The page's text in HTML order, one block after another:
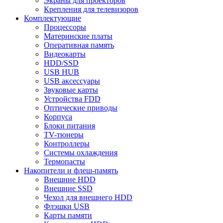
Крепления для телевизоров
Комплектующие
Процессоры
Материнские платы
Оперативная память
Видеокарты
HDD/SSD
USB HUB
USB аксессуары
Звуковые карты
Устройства FDD
Оптические приводы
Корпуса
Блоки питания
TV-тюнеры
Контроллеры
Системы охлаждения
Термопасты
Накопители и флеш-память
Внешние HDD
Внешние SSD
Чехол для внешнего HDD
Флэшки USB
Карты памяти